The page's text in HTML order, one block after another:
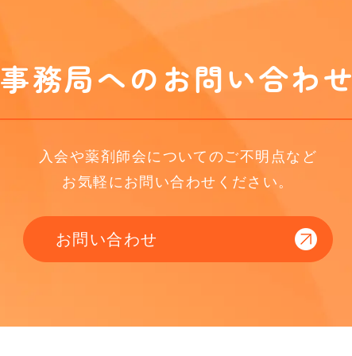
事務局へのお問い合わせ
入会や薬剤師会についてのご不明点など
お気軽にお問い合わせください。
お問い合わせ